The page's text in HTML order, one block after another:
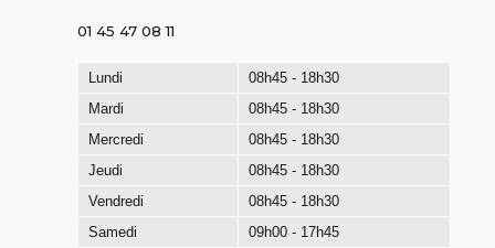
01 45 47 08 11
Lundi
08h45 - 18h30
Mardi
08h45 - 18h30
Mercredi
08h45 - 18h30
Jeudi
08h45 - 18h30
Vendredi
08h45 - 18h30
Samedi
09h00 - 17h45